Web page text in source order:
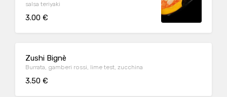
salsa teriyaki
3.00 €
Zushi Bignè
Burrata, gamberi rossi, lime test, zucchina
3.50 €